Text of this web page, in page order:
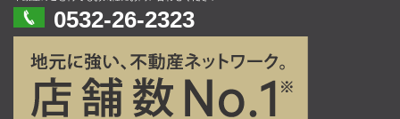
0532-26-2323